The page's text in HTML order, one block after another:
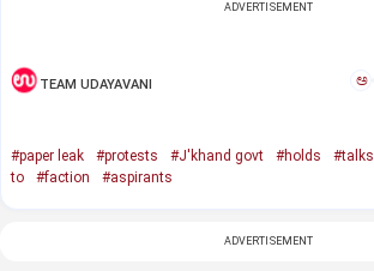
ADVERTISEMENT
TEAM UDAYAVANI ಅ
#paper leak #protests #J'khand govt #holds #talks
to
#faction #aspirants
ADVERTISEMENT